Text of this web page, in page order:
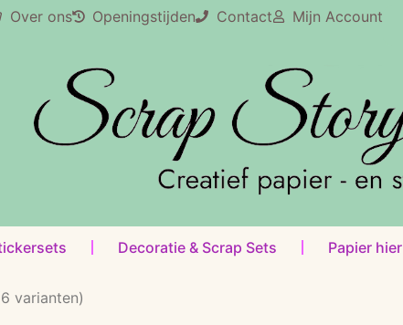
Over ons Openingstijden Contact Mijn Account
Decoratie & Scrap Sets Papier hier
varianten)